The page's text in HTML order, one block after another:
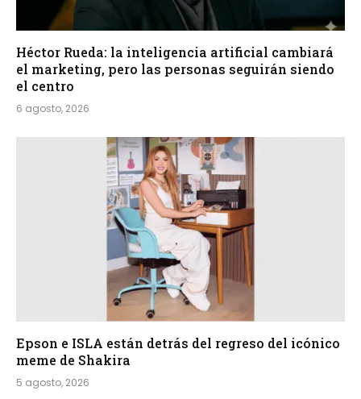
Héctor Rueda: la inteligencia artificial cambiará
el marketing, pero las personas seguirán siendo
el centro
6 agosto, 2026
Epson e ISLA están detrás del regreso del icónico
meme de Shakira
5 agosto, 2026